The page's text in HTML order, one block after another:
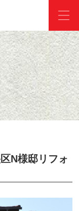
N様邸リフォ